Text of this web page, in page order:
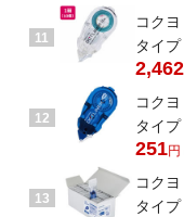
11
コク
タイ
2,462
12
コク
タイ
251円
13
コク
タイ